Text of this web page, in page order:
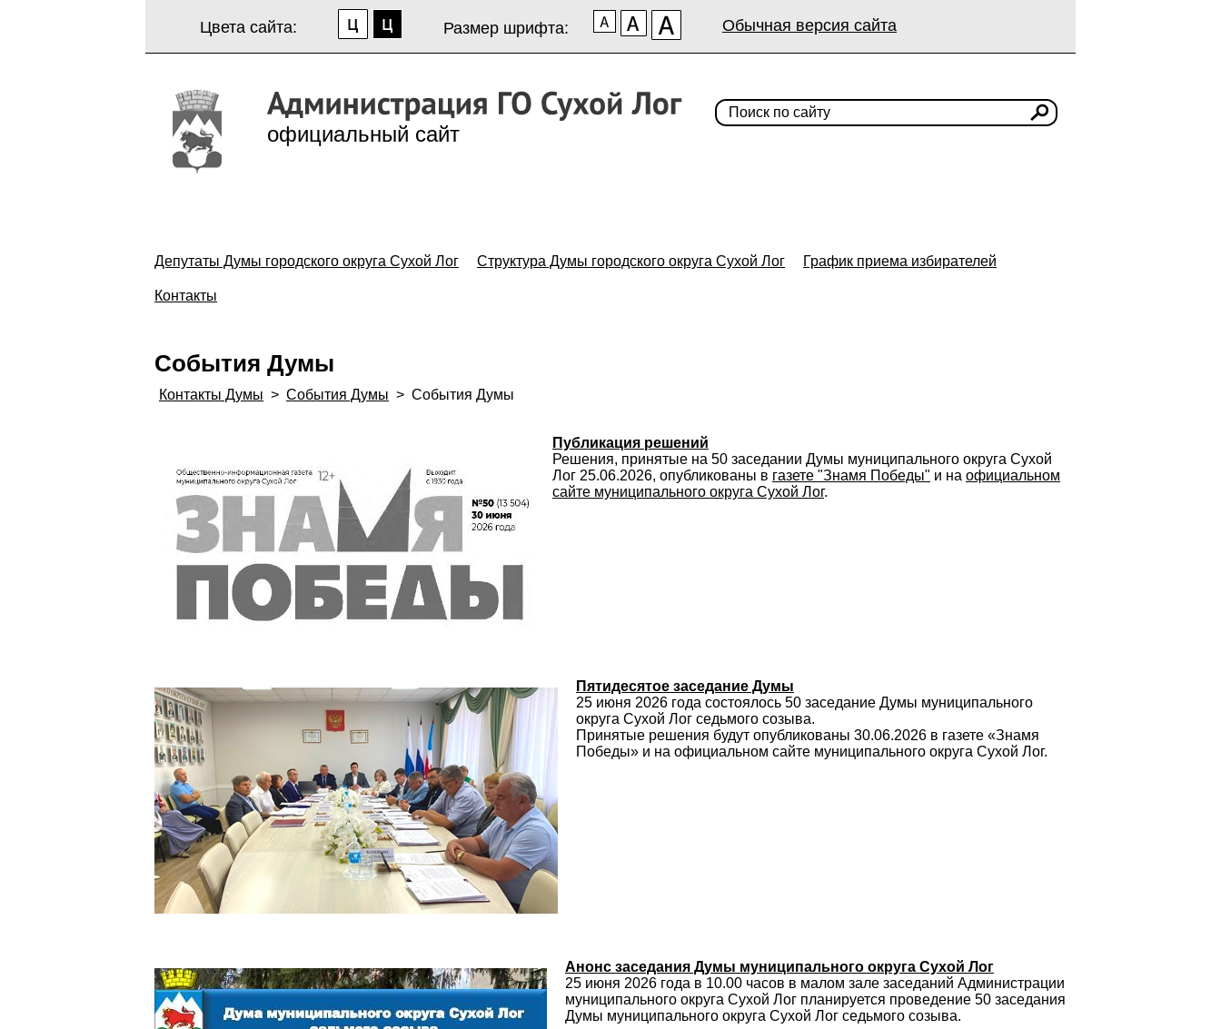
Цвета сайта: Размер шрифта: Обычная версия сайта
официальный сайт
Депутаты Думы городского округа Сухой Лог Структура Думы городского округа Сухой Лог График приема избирателей
Контакты
События Думы
Контакты Думы > События Думы > События Думы
Публикация решений
Решения, принятые на 50 заседании Думы муниципального округа Сухой
Лог 25.06.2026, опубликованы в газете "Знамя Победы" и на официальном
сайте муниципального округа Сухой Лог.
Пятидесятое заседание Думы
25 июня 2026 года состоялось 50 заседание Думы муниципального
округа Сухой Лог седьмого созыва.
Принятые решения будут опубликованы 30.06.2026 в газете «Знамя
Победы» и на официальном сайте муниципального округа Сухой Лог.
Анонс заседания Думы муниципального округа Сухой Лог
25 июня 2026 года в 10.00 часов в малом зале заседаний Администрации
муниципального округа Сухой Лог планируется проведение 50 заседания
Думы муниципального округа Сухой Лог седьмого созыва.